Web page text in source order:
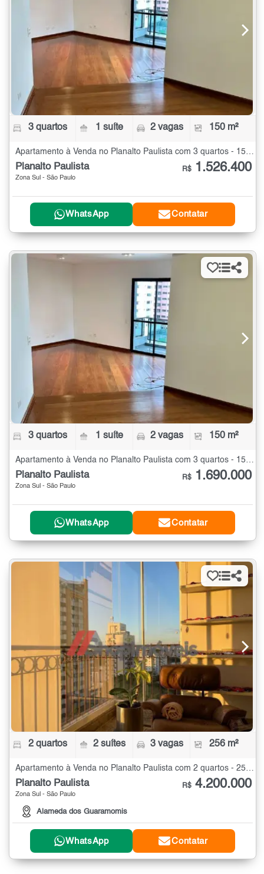
3 quartos 1 suíte 2 vagas 150 m²
Planalto Paulista
Zona Sul - São Paulo
R$ 1.526.400
WhatsApp Contatar
3 quartos 1 suíte 2 vagas 150 m²
Apartamento à Venda no Planalto Paulista com 3 quartos - 150 m²
Planalto Paulista
Zona Sul - São Paulo
R$ 1.690.000
WhatsApp Contatar
2 quartos 2 suítes 3 vagas 256 m²
Apartamento à Venda no Planalto Paulista com 2 quartos - 256 m²
Planalto Paulista
Zona Sul - São Paulo
Alameda dos Guaramomis
R$ 4.200.000
WhatsApp Contatar